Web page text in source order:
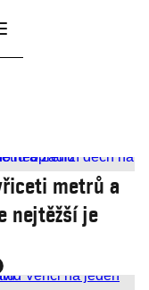
metrů a
nejtěžší je